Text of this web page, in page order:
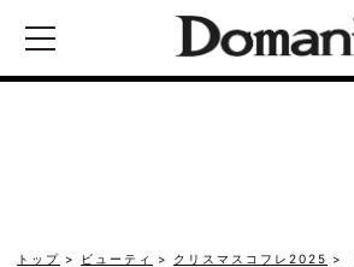
トップ ビューティ クリスマスコフレ2025